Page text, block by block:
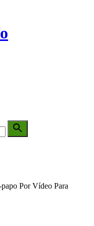
Por Vídeo Para